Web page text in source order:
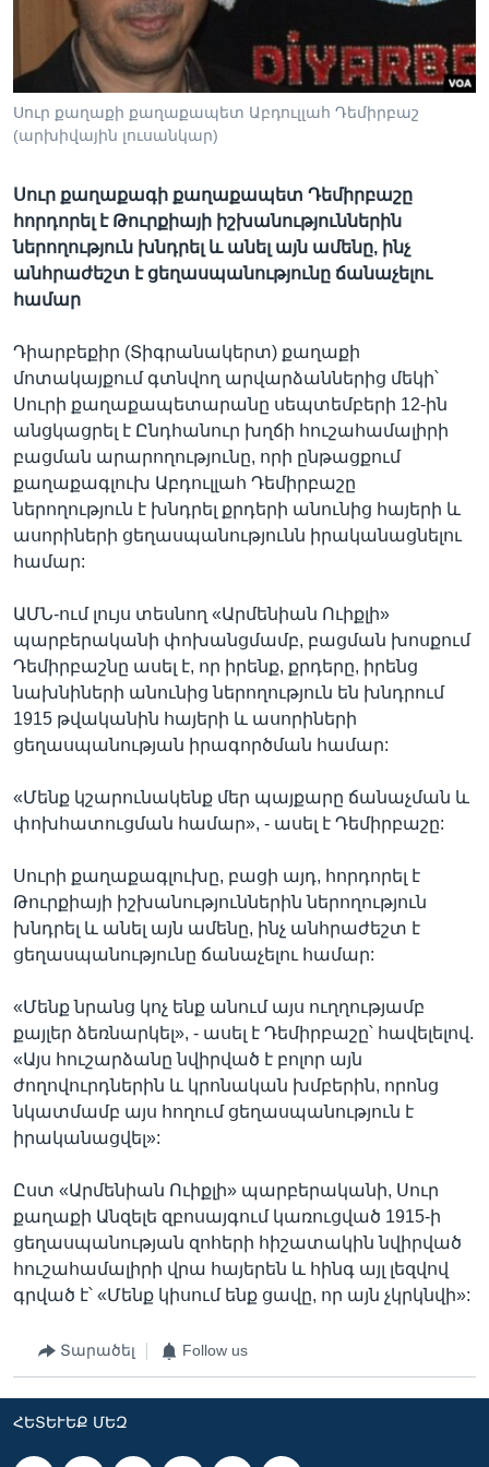
Լեզուներ
Սուր քաղաքի քաղաքապետ Աբդուլլահ Դեմիրբաշ
(արխիվային լուսանկար)
Սուր քաղաքագի քաղաքապետ Դեմիրբաշը
հորդորել է Թուրքիայի իշխանություններին
ներողություն խնդրել և անել այն ամենը, ինչ
անհրաժեշտ է ցեղասպանությունը ճանաչելու
համար
Դիարբեքիր (Տիգրանակերտ) քաղաքի
մոտակայքում գտնվող արվարձաններից մեկի՝
Սուրի քաղաքապետարանը սեպտեմբերի 12-ին
անցկացրել է Ընդհանուր խղճի հուշահամալիրի
բացման արարողությունը, որի ընթացքում
քաղաքագլուխ Աբդուլլահ Դեմիրբաշը
ներողություն է խնդրել քրդերի անունից հայերի և
ասորիների ցեղասպանությունն իրականացնելու
համար:
ԱՄՆ-ում լույս տեսնող «Արմենիան Ուիքլի»
պարբերականի փոխանցմամբ, բացման խոսքում
Դեմիրբաշնը ասել է, որ իրենք, քրդերը, իրենց
նախնիների անունից ներողություն են խնդրում
1915 թվականին հայերի և ասորիների
ցեղասպանության իրագործման համար:
«Մենք կշարունակենք մեր պայքարը ճանաչման և
փոխհատուցման համար», - ասել է Դեմիրբաշը:
Սուրի քաղաքագլուխը, բացի այդ, հորդորել է
Թուրքիայի իշխանություններին ներողություն
խնդրել և անել այն ամենը, ինչ անհրաժեշտ է
ցեղասպանությունը ճանաչելու համար:
«Մենք նրանց կոչ ենք անում այս ուղղությամբ
քայլեր ձեռնարկել», - ասել է Դեմիրբաշը՝ հավելելով.
«Այս հուշարձանը նվիրված է բոլոր այն
ժողովուրդներին և կրոնական խմբերին, որոնց
նկատմամբ այս հողում ցեղասպանություն է
իրականացվել»:
Ըստ «Արմենիան Ուիքլի» պարբերականի, Սուր
քաղաքի Անզելե զբոսայգում կառուցված 1915-ի
ցեղասպանության զոհերի հիշատակին նվիրված
հուշահամալիրի վրա հայերեն և հինգ այլ լեզվով
գրված է՝ «Մենք կիսում ենք ցավը, որ այն չկրկնվի»:
Տարածել Follow us
ՀԵՏԵՒԵՔ ՄԵԶ